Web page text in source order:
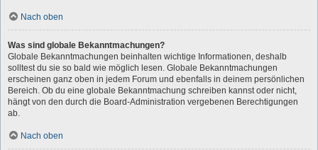
Nach oben
Was sind globale Bekanntmachungen?
Globale Bekanntmachungen beinhalten wichtige Informationen, deshalb
solltest du sie so bald wie möglich lesen. Globale Bekanntmachungen
erscheinen ganz oben in jedem Forum und ebenfalls in deinem persönlichen
Bereich. Ob du eine globale Bekanntmachung schreiben kannst oder nicht,
hängt von den durch die Board-Administration vergebenen Berechtigungen
ab.
Nach oben